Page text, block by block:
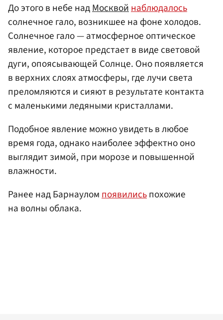
До этого в небе надМосквойнаблюдалось
солнечное гало, возникшее на фоне холодов.
Солнечное гало — атмосферное оптическое
явление, которое предстает в виде световой
дуги, опоясывающей Солнце. Оно появляется
в верхних слоях атмосферы, где лучи света
преломляются и сияют в результате контакта
с маленькими ледяными кристаллами.
Подобное явление можно увидеть в любое
время года, однако наиболее эффектно оно
выглядит зимой, при морозе и повышенной
влажности.
Ранее над Барнауломпоявилисьпохожие
на волны облака.